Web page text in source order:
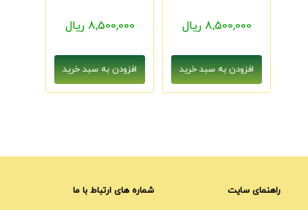
8,500,000 ریال 8,500,000 ریال
راهنمای سایت شماره های ارتباط با ما